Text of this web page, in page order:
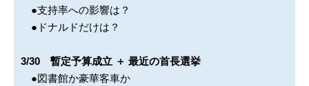
●支持率への影響は？
●ドナルドだけは？
3/30 暫定予算成立 ＋ 最近の首長選挙
●図書館か豪華客車か